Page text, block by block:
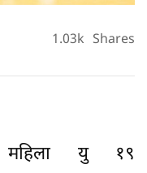
1.03k Shares
महिला यु १९